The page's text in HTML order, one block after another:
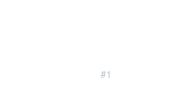
#1